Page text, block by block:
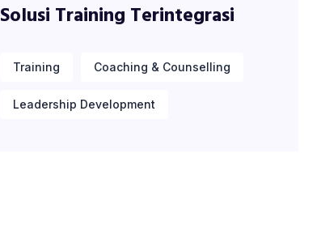
Solusi Training Terintegrasi
Training Coaching & Counselling
Leadership Development